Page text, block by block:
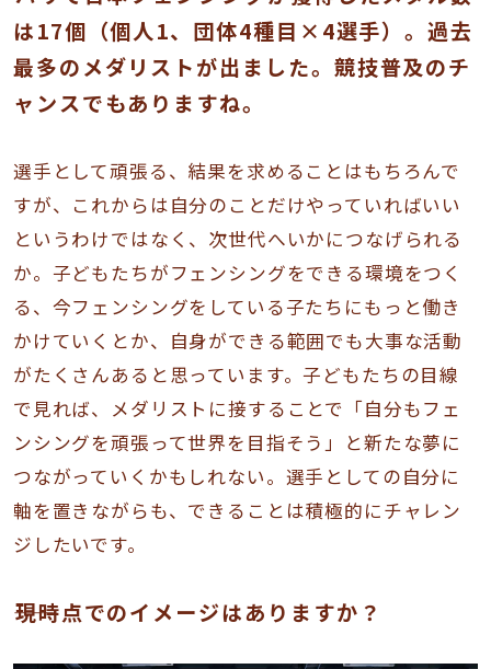
は17個（個人1、団体4種目×4選手）。過去
最多のメダリストが出ました。競技普及のチ
ャンスでもありますね。
選手として頑張る、結果を求めることはもちろんで
すが、これからは自分のことだけやっていればいい
というわけではなく、次世代へいかにつなげられる
か。子どもたちがフェンシングをできる環境をつく
る、今フェンシングをしている子たちにもっと働き
かけていくとか、自身ができる範囲でも大事な活動
がたくさんあると思っています。子どもたちの目線
で見れば、メダリストに接することで「自分もフェ
ンシングを頑張って世界を目指そう」と新たな夢に
つながっていくかもしれない。選手としての自分に
軸を置きながらも、できることは積極的にチャレン
ジしたいです。
――現時点でのイメージはありますか？